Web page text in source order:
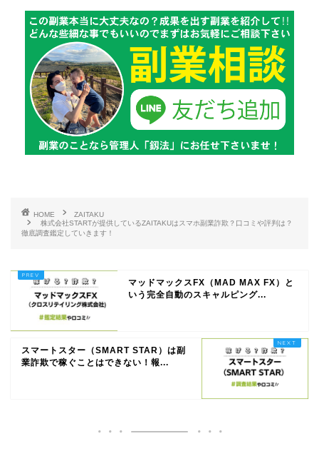
HOME
ZAITAKU
株式会社STARTが提供しているZAITAKUはスマホ副業詐欺？口コミや評判は？
徹底調査鑑定していきます！
マッドマックスFX（MAD MAX FX）と
いう完全自動のスキャルピング...
スマートスター（SMART STAR）は副
業詐欺で稼ぐことはできない！報...